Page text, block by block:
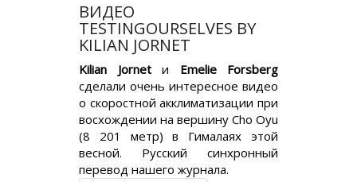
ВИДЕО
TESTINGOURSELVES BY
KILIAN JORNET
Kilian Jornetи Emelie Forsberg
сделали очень интересное видео
о скоростной акклиматизации при
восхождении на вершину Cho Oyu
(8 201 метр) в Гималаях этой
весной. Русский синхронный
перевод нашего журнала.